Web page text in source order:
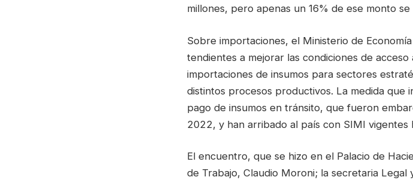
millones, pero apenas un 16% de ese monto
Sobre importaciones, el Ministerio de
tendientes a mejorar las condiciones de
importaciones de insumos para sectores
distintos procesos productivos. La medida que
pago de insumos en tránsito, que fueron
2022, y han arribado al país con SIMI vigentes
El encuentro, que se hizo en el Palacio de
de Trabajo, Claudio Moroni; la secretaria Legal